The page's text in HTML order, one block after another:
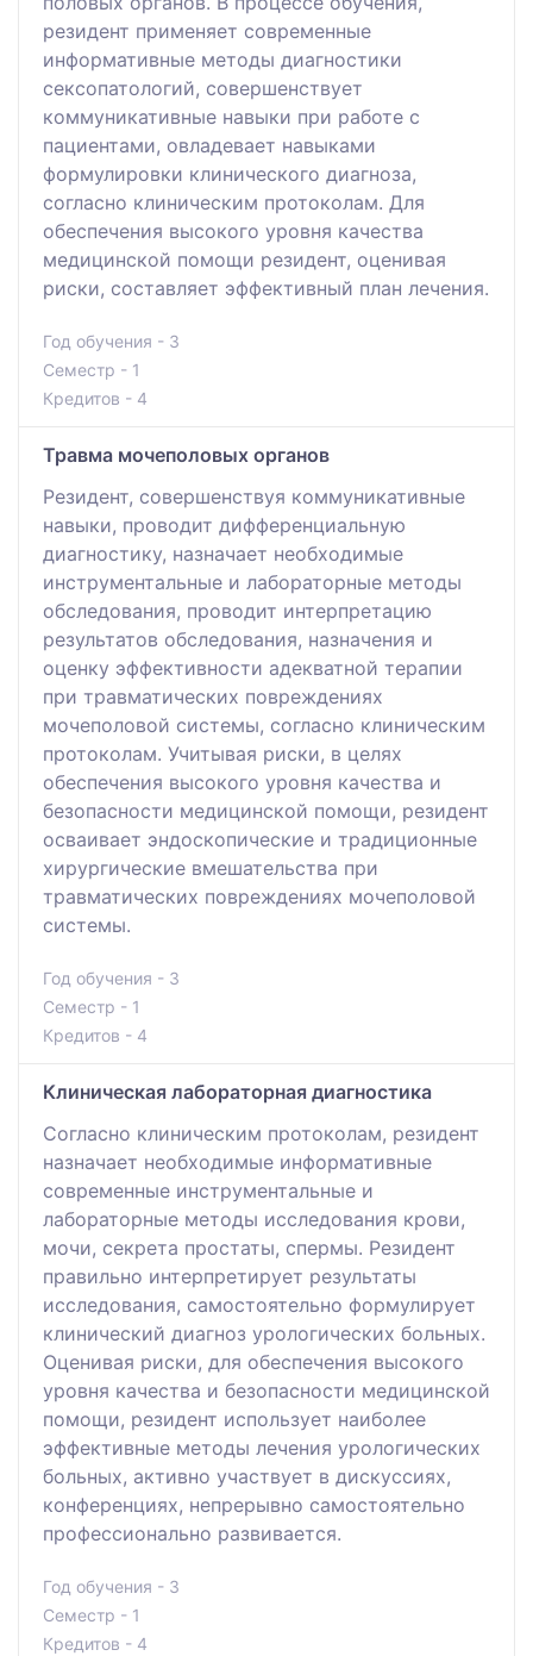
резидент применяет современные
информативные методы диагностики
сексопатологий, совершенствует
коммуникативные навыки при работе с
пациентами, овладевает навыками
формулировки клинического диагноза,
согласно клиническим протоколам. Для
обеспечения высокого уровня качества
медицинской помощи резидент, оценивая
риски, составляет эффективный план лечения.
Год обучения - 3
Семестр - 1
Кредитов - 4
Травма мочеполовых органов
Резидент, совершенствуя коммуникативные
навыки, проводит дифференциальную
диагностику, назначает необходимые
инструментальные и лабораторные методы
обследования, проводит интерпретацию
результатов обследования, назначения и
оценку эффективности адекватной терапии
при травматических повреждениях
мочеполовой системы, согласно клиническим
протоколам. Учитывая риски, в целях
обеспечения высокого уровня качества и
безопасности медицинской помощи, резидент
осваивает эндоскопические и традиционные
хирургические вмешательства при
травматических повреждениях мочеполовой
системы.
Год обучения - 3
Семестр - 1
Кредитов - 4
Клиническая лабораторная диагностика
Согласно клиническим протоколам, резидент
назначает необходимые информативные
современные инструментальные и
лабораторные методы исследования крови,
мочи, секрета простаты, спермы. Резидент
правильно интерпретирует результаты
исследования, самостоятельно формулирует
клинический диагноз урологических больных.
Оценивая риски, для обеспечения высокого
уровня качества и безопасности медицинской
помощи, резидент использует наиболее
эффективные методы лечения урологических
больных, активно участвует в дискуссиях,
конференциях, непрерывно самостоятельно
профессионально развивается.
Год обучения - 3
Семестр - 1
Кредитов - 4